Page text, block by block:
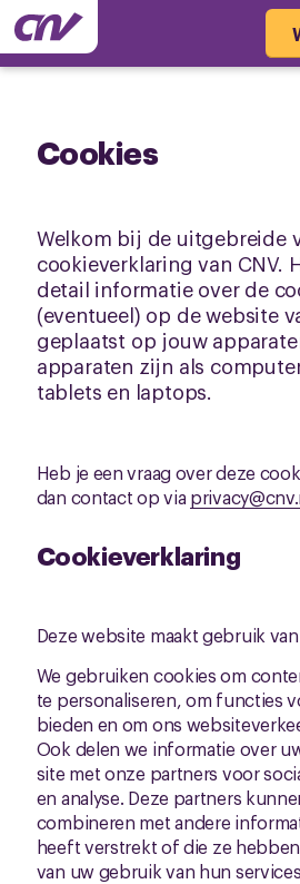
Cookies
Welkom bij de uitgebreide
cookieverklaring van CNV.
detail informatie over de
(eventueel) op de website
geplaatst op jouw
apparaten zijn als
tablets en laptops.
Heb je een vraag over deze
dan contact op via
Cookieverklaring
Deze website maakt gebruik
We gebruiken cookies om
te personaliseren, om functies
bieden en om ons
Ook delen we informatie over
site met onze partners voor
en analyse. Deze partners
combineren met andere
heeft verstrekt of die ze
van uw gebruik van hun